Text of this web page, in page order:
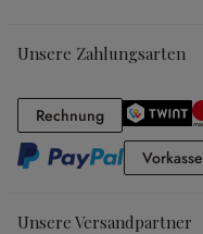
Unsere Zahlungsarten
RechnungRechnung
Vorkasse
Unsere Versandpartner